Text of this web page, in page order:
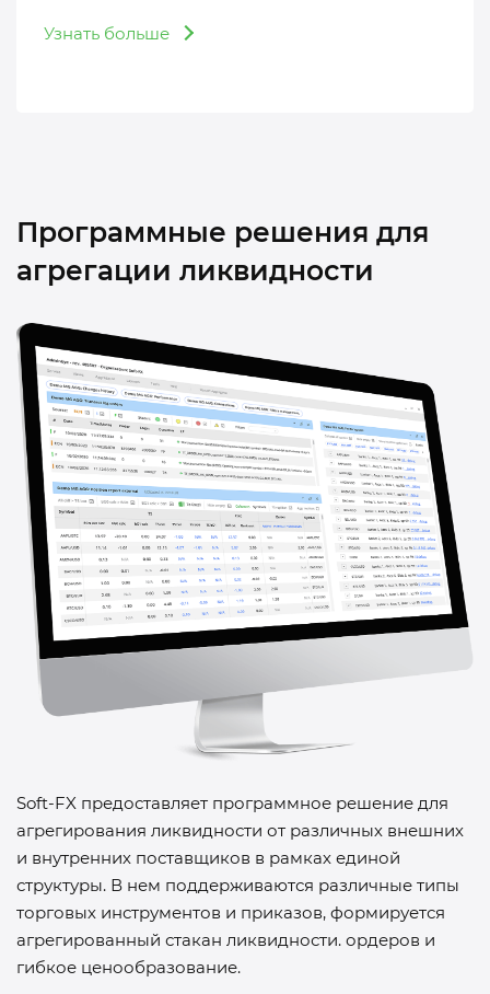
Узнать больше
Программные решения для
агрегации ликвидности
Soft-FX предоставляет программное решение для
агрегирования ликвидности от различных внешних
и внутренних поставщиков в рамках единой
структуры. В нем поддерживаются различные типы
торговых инструментов и приказов, формируется
агрегированный стакан ликвидности. ордеров и
гибкое ценообразование.